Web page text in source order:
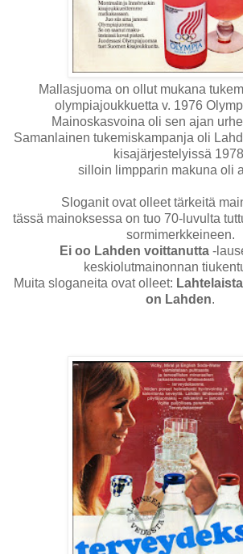
Mallasjuoma on ollut mukana
olympiajoukkuetta v. 1976
Mainoskasvoina oli sen ajan
Samanlainen tukemiskampanja oli
kisajärjestelyissä
silloin limpparin makuna oli
Sloganit ovat olleet tärkeitä
tässä mainoksessa on tuo 70-luvulta
sormimerkkeineen.
Ei oo Lahden voittanutta-
keskiolutmainonnan
Muita sloganeita ovat olleet:
on Lahden.